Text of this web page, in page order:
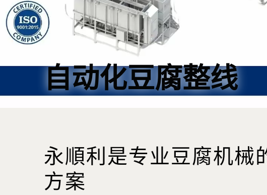
自动化豆腐整线
永順利是专业豆腐机械
方案